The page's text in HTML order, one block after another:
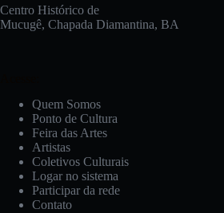
Centro Histórico de
Mucugê, Chapada Diamantina, BA
Quem Somos
Ponto de Cultura
Feira das Artes
Artistas
Coletivos Culturais
Logar no sistema
Participar da rede
Contato